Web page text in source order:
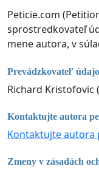
Peticie.com
sprostredkovateľ
mene autora, v
Prevádzkovateľ
Richard Kristofovic
Kontaktujte autora
Kontaktujte autora
Zmeny v zásadách